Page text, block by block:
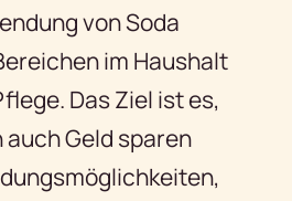
von Soda
im Haushalt
Das Ziel ist es,
Geld sparen